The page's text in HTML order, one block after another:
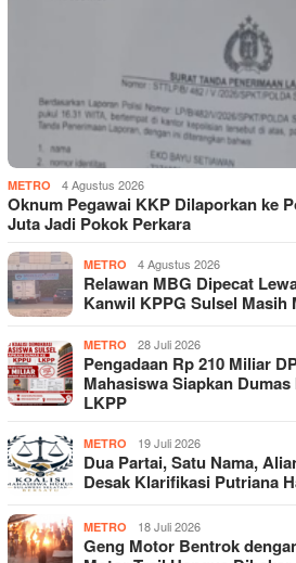
METRO 4 Agustus 2026
Oknum Pegawai KKP Dilaporkan ke
Juta Jadi Pokok Perkara
METRO 4 Agustus 2026
Relawan MBG Dipecat
Kanwil KPPG Sulsel Masih
METRO 28 Juli 2026
Pengadaan Rp 210 Miliar
Mahasiswa Siapkan
LKPP
METRO 19 Juli 2026
Dua Partai, Satu Nama,
Desak Klarifikasi Putriana
METRO 18 Juli 2026
Geng Motor Bentrok